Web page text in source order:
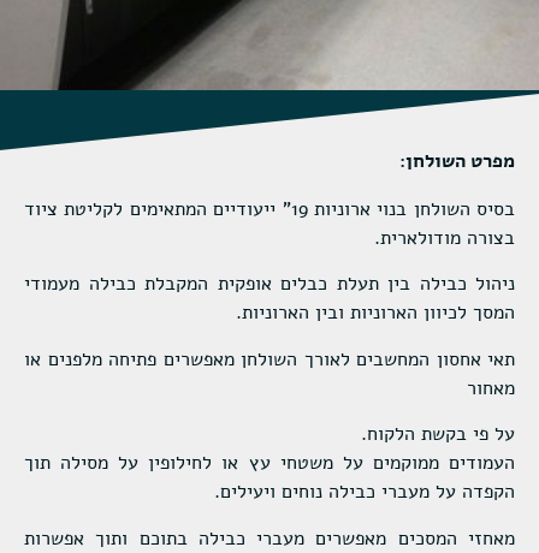
מפרט השולחן:
בסיס השולחן בנוי ארוניות 19" ייעודיים המתאימים לקליטת ציוד
בצורה מודולארית.
ניהול כבילה בין תעלת כבלים אופקית המקבלת כבילה מעמודי
המסך לכיוון הארוניות ובין הארוניות.
תאי אחסון המחשבים לאורך השולחן מאפשרים פתיחה מלפנים או
מאחור
על פי בקשת הלקוח.
העמודים ממוקמים על משטחי עץ או לחילופין על מסילה תוך
הקפדה על מעברי כבילה נוחים ויעילים.
מאחזי המסכים מאפשרים מעברי כבילה בתוכם ותוך אפשרות